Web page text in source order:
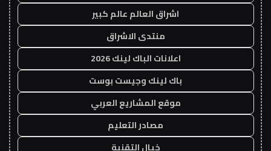
اشراق العالم عالم كبير
منتدى الاشراق
اعلانات الباك لينك 2026
باك لينك وجيست بوست
موقع المشاريع العربي
مصادر التعليم
خيال التقنية